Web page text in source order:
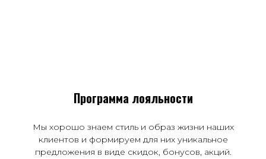
Программа лояльности
Мы хорошо знаем стиль и образ жизни наших
клиентов и формируем для них уникальное
предложения в виде скидок, бонусов, акций.